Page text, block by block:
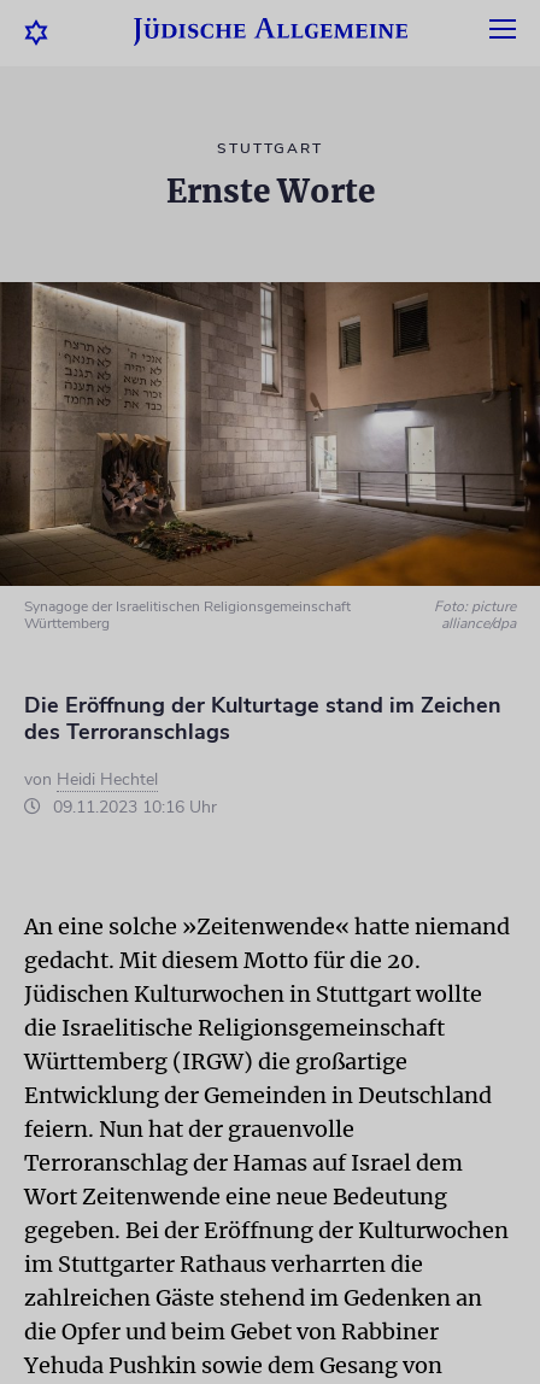
STUTTGART
Ernste Worte
Synagoge der Israelitischen Religionsgemeinschaft
Württemberg
Foto: picture
alliance/dpa
Die Eröffnung der Kulturtage stand im Zeichen
des Terroranschlags
von Heidi Hechtel
09.11.2023 10:16 Uhr
An eine solche »Zeitenwende« hatte niemand
gedacht. Mit diesem Motto für die 20.
Jüdischen Kulturwochen in Stuttgart wollte
die Israelitische Religionsgemeinschaft
Württemberg (IRGW) die großartige
Entwicklung der Gemeinden in Deutschland
feiern. Nun hat der grauenvolle
Terroranschlag der Hamas auf Israel dem
Wort Zeitenwende eine neue Bedeutung
gegeben. Bei der Eröffnung der Kulturwochen
im Stuttgarter Rathaus verharrten die
zahlreichen Gäste stehend im Gedenken an
die Opfer und beim Gebet von Rabbiner
Yehuda Pushkin sowie dem Gesang von